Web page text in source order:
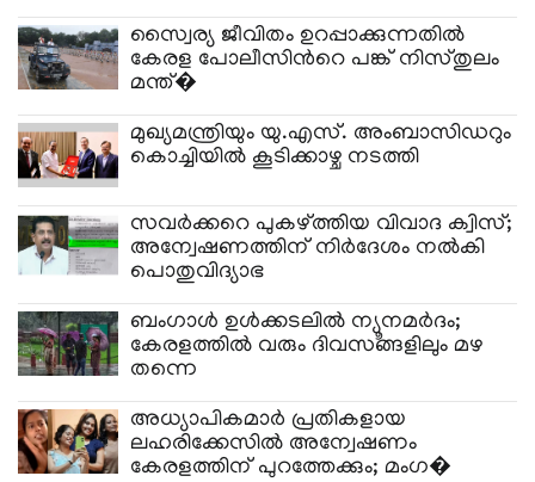
സ്വൈര്യ ജീവിതം ഉറപ്പാക്കുന്നതില്‍
കേരള പോലീസിന്‍റെ പങ്ക് നിസ്തുലം
മന്ത്�
മുഖ്യമന്ത്രിയും യു.എസ്. അംബാസിഡറും
കൊച്ചിയിൽ കൂടിക്കാഴ്ച നടത്തി
സവർക്കറെ പുകഴ്ത്തിയ വിവാദ ക്വിസ്;
അന്വേഷണത്തിന് നിർദേശം നൽകി
പൊതുവിദ്യാഭ
ബംഗാൾ ഉൾക്കടലിൽ ന്യൂനമർദം;
കേരളത്തിൽ വരും ദിവസങ്ങളിലും മഴ
തന്നെ
അധ്യാപികമാർ പ്രതികളായ
ലഹരിക്കേസിൽ അന്വേഷണം
കേരളത്തിന് പുറത്തേക്കും; മംഗ�